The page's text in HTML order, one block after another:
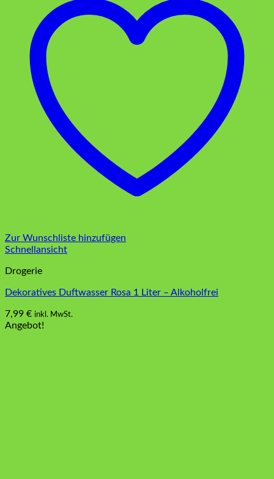
Zur Wunschliste hinzufügen
Schnellansicht
Drogerie
Dekoratives Duftwasser Rosa 1 Liter – Alkoholfrei
7,99 € inkl. MwSt.
Angebot!